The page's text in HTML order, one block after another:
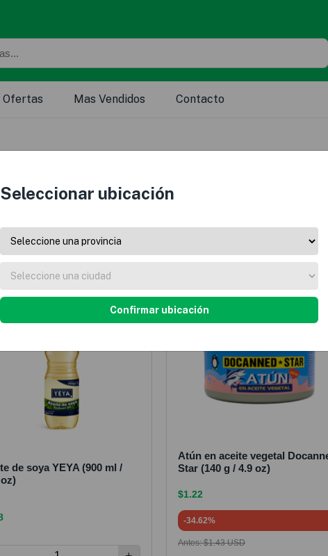
Ofertas Mas Vendidos Contacto
Seleccionar ubicación
Confirmar ubicación